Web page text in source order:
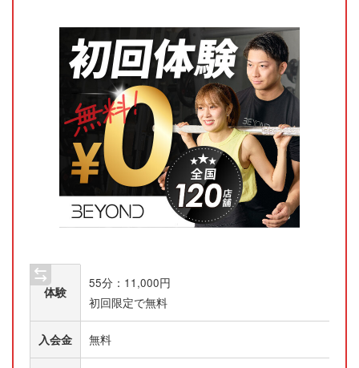
体験
55分：11,000円
初回限定で無料
入会金 無料